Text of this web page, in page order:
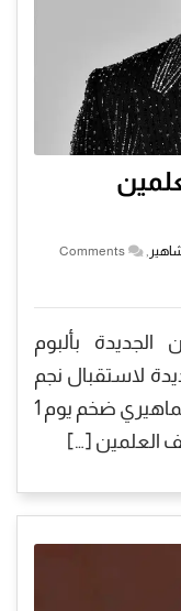
Comments
بألبوم
لاستقبال نجم
الغناء العربي عمرو دياب في حفل جماهيري ضخم يوم 1